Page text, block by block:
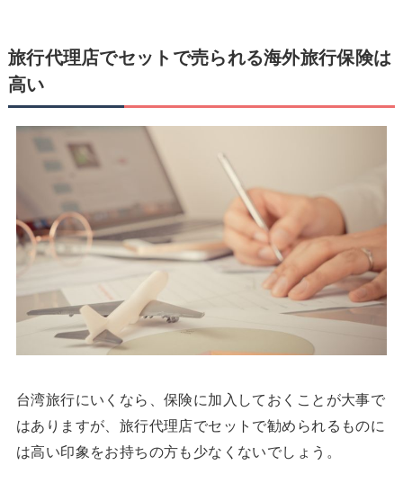
旅行代理店でセットで売られる海外旅行保険は
高い
台湾旅行にいくなら、保険に加入しておくことが大事で
はありますが、旅行代理店でセットで勧められるものに
は高い印象をお持ちの方も少なくないでしょう。